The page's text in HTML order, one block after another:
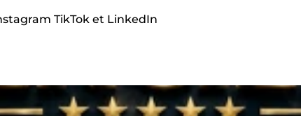
TikTok et LinkedIn